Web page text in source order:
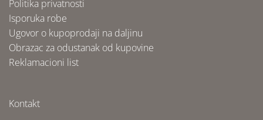
Politika privatnosti
Isporuka robe
Ugovor o kupoprodaji na daljinu
Obrazac za odustanak od kupovine
Reklamacioni list
Kontakt